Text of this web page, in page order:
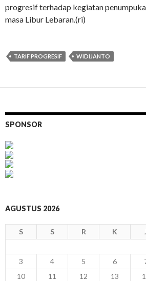
progresif terhadap kegiatan
masa Libur Lebaran.(ri)
TARIF PROGRESIF WIDIJANTO
SPONSOR
AGUSTUS 2026
S S R K
3
4 5 6
10
11 12 13